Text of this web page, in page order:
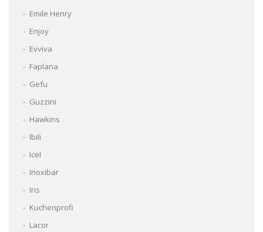
Emile Henry
Enjoy
Evviva
Faplana
Gefu
Guzzini
Hawkins
Ibili
Icel
Inoxibar
Iris
Kuchenprofi
Lacor